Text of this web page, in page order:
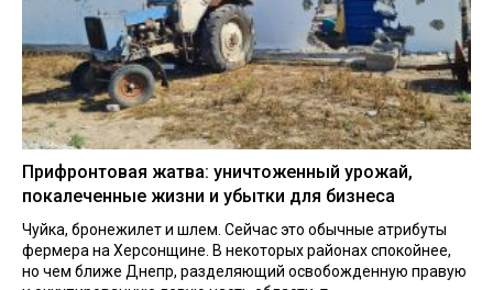
Прифронтовая жатва: уничтоженный урожай,
покалеченные жизни и убытки для бизнеса
Чуйка, бронежилет и шлем. Сейчас это обычные атрибуты
фермера на Херсонщине. В некоторых районах спокойнее,
но чем ближе Днепр, разделяющий освобожденную правую